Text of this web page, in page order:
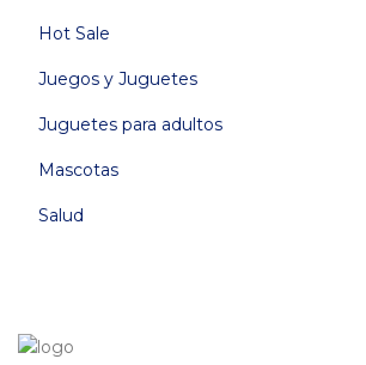
Hot Sale
Juegos y Juguetes
Juguetes para adultos
Mascotas
Salud